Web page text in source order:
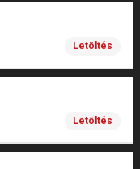
Letöltés
Letöltés